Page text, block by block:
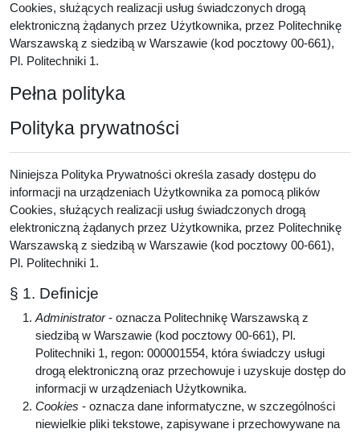
Cookies, służących realizacji usług świadczonych drogą
elektroniczną żądanych przez Użytkownika, przez Politechnikę
Warszawską z siedzibą w Warszawie (kod pocztowy 00-661),
Pl. Politechniki 1.
Pełna polityka
Polityka prywatności
Niniejsza Polityka Prywatności określa zasady dostępu do
informacji na urządzeniach Użytkownika za pomocą plików
Cookies, służących realizacji usług świadczonych drogą
elektroniczną żądanych przez Użytkownika, przez Politechnikę
Warszawską z siedzibą w Warszawie (kod pocztowy 00-661),
Pl. Politechniki 1.
§ 1. Definicje
Administrator- oznacza Politechnikę Warszawską z
siedzibą w Warszawie (kod pocztowy 00-661), Pl.
Politechniki 1, regon: 000001554, która świadczy usługi
drogą elektroniczną oraz przechowuje i uzyskuje dostęp do
informacji w urządzeniach Użytkownika.
Cookies - oznacza dane informatyczne, w szczególności
niewielkie pliki tekstowe, zapisywane i przechowywane na